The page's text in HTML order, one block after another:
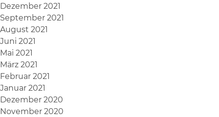
Dezember 2021
September 2021
August 2021
Juni 2021
Mai 2021
März 2021
Februar 2021
Januar 2021
Dezember 2020
November 2020